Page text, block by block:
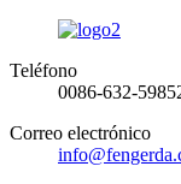
Teléfono
0086-632-
Correo electrónico